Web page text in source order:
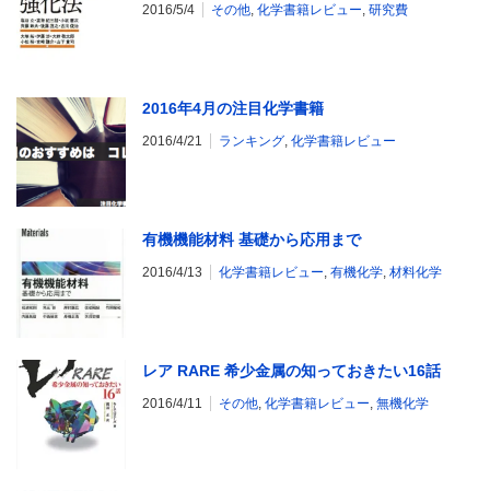
2016/5/4 その他 化学書籍レビュー 研究費
2016年4月の注目化学書籍
2016/4/21 ランキング 化学書籍レビュー
有機機能材料 基礎から応用まで
2016/4/13 化学書籍レビュー 有機化学 材料化学
レア RARE 希少金属の知っておきたい16話
2016/4/11 その他 化学書籍レビュー 無機化学